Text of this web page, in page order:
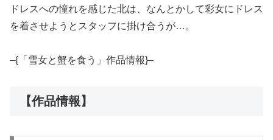
ドレスへの憧れを感じた北は、なんとかして彩女にドレス
を着させようとスタッフに掛け合うが…。
–{「雪女と蟹を食う」作品情報}–
【作品情報】